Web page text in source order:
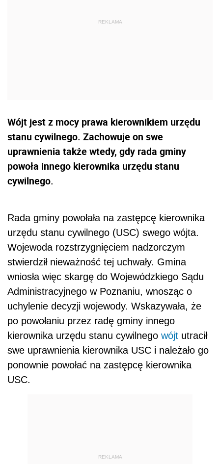
Wójt jest z mocy prawa kierownikiem urzędu
stanu cywilnego. Zachowuje on swe
uprawnienia także wtedy, gdy rada gminy
powoła innego kierownika urzędu stanu
cywilnego.
Rada gminy powołała na zastępcę kierownika
urzędu stanu cywilnego (USC) swego wójta.
Wojewoda rozstrzygnięciem nadzorczym
stwierdził nieważność tej uchwały. Gmina
wniosła więc skargę do Wojewódzkiego Sądu
Administracyjnego w Poznaniu, wnosząc o
uchylenie decyzji wojewody. Wskazywała, że
po powołaniu przez radę gminy innego
kierownika urzędu stanu cywilnego wójt utracił
swe uprawnienia kierownika USC i należało go
ponownie powołać na zastępcę kierownika
USC.
REKLAMA